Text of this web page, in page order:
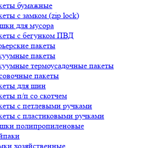
бумажные
с замком (zip lock)
для мусора
с бегунком ПВД
пакеты
пакеты
термоусадочные пакеты
пакеты
для шин
п/п со скотчем
с петлевыми ручками
с пластиковыми ручками
полипропиленовые
хозяйственные